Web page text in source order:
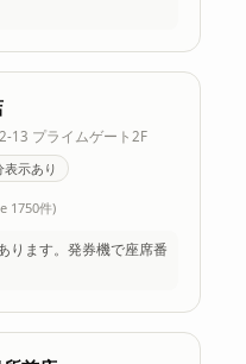
13 プライムゲート2F
示あり
1750件)
ります。発券機で座席番